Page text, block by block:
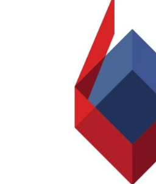
Poznaj nas –
doradcy ds.
najmu i zakupu
magazynów, hal
logistycznych i
produkcyjnych
AXI IMMO